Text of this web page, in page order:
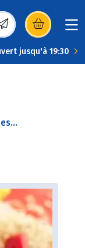
dans une
jusqu'à 19:30